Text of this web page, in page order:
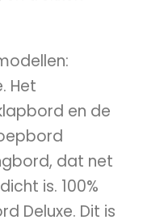
Het
en de
dat net
is. 100%
Deluxe. Dit is